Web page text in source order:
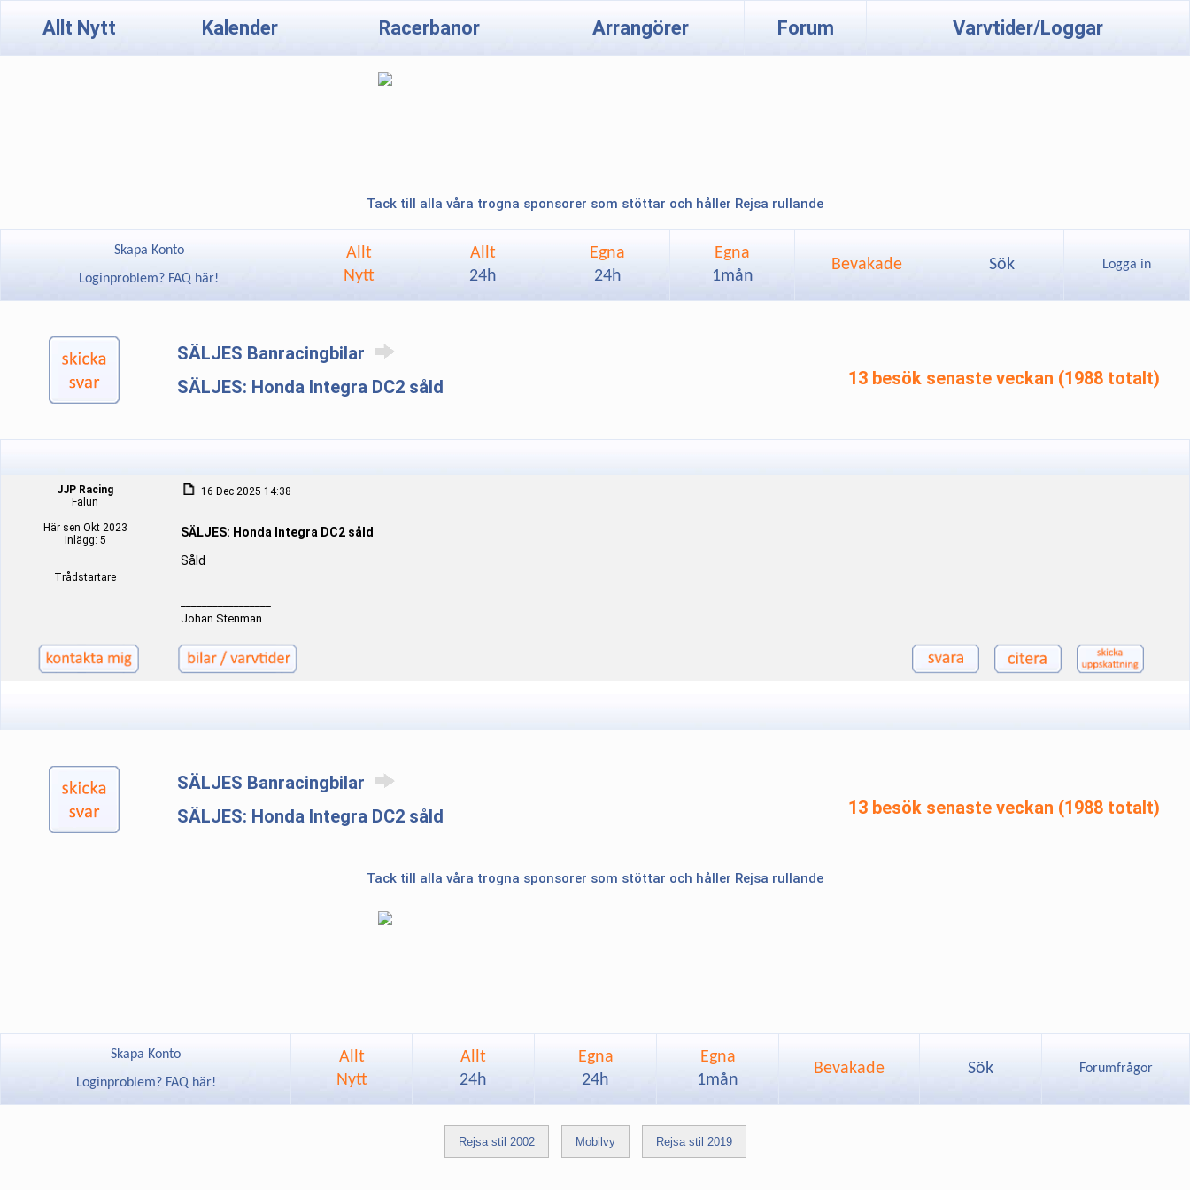
Allt Nytt Kalender Racerbanor Arrangörer Forum Varvtider/Loggar
Tack till alla våra trogna sponsorer som stöttar och håller Rejsa rullande
Skapa Konto
Loginproblem? FAQ här!
Allt
Nytt
Allt
24h
Egna
24h
Egna
1mån
Bevakade Sök Logga in
SÄLJES Banracingbilar
SÄLJES: Honda Integra DC2 såld
13 besök senaste veckan (1988 totalt)
JJP Racing
Falun
Här sen Okt 2023
Inlägg: 5
Trådstartare
16 Dec 2025 14:38
SÄLJES: Honda Integra DC2 såld
Såld
Johan Stenman
SÄLJES Banracingbilar
SÄLJES: Honda Integra DC2 såld
13 besök senaste veckan (1988 totalt)
Tack till alla våra trogna sponsorer som stöttar och håller Rejsa rullande
Skapa Konto
Loginproblem? FAQ här!
Allt
Nytt
Allt
24h
Egna
24h
Egna
1mån
Bevakade Sök Forumfrågor
Rejsa stil 2002 Mobilvy Rejsa stil 2019